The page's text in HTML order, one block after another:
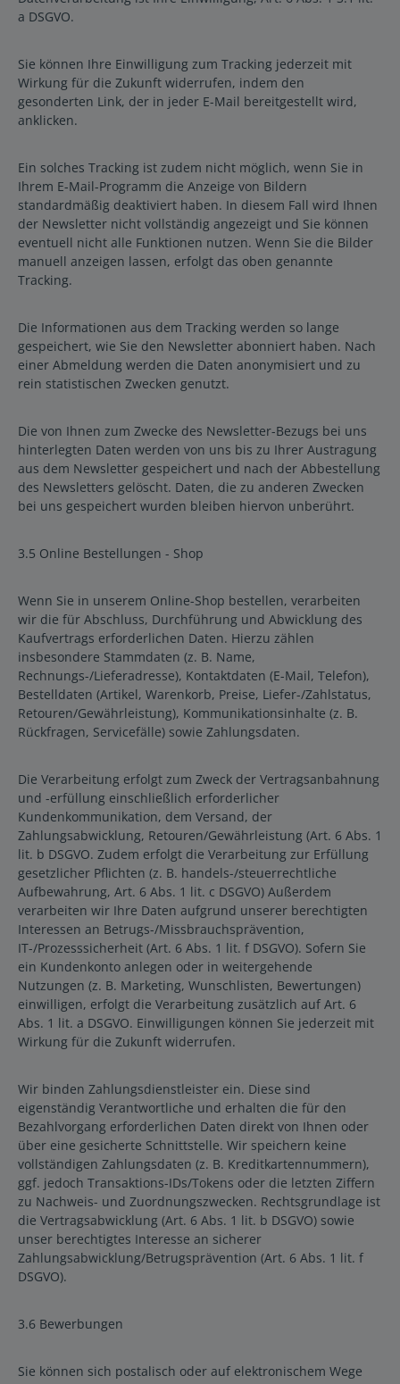
a DSGVO.
Sie können Ihre Einwilligung zum Tracking jederzeit mit
Wirkung für die Zukunft widerrufen, indem den
gesonderten Link, der in jeder E-Mail bereitgestellt wird,
anklicken.
Ein solches Tracking ist zudem nicht möglich, wenn Sie in
Ihrem E-Mail-Programm die Anzeige von Bildern
standardmäßig deaktiviert haben. In diesem Fall wird Ihnen
der Newsletter nicht vollständig angezeigt und Sie können
eventuell nicht alle Funktionen nutzen. Wenn Sie die Bilder
manuell anzeigen lassen, erfolgt das oben genannte
Tracking.
Die Informationen aus dem Tracking werden so lange
gespeichert, wie Sie den Newsletter abonniert haben. Nach
einer Abmeldung werden die Daten anonymisiert und zu
rein statistischen Zwecken genutzt.
Die von Ihnen zum Zwecke des Newsletter-Bezugs bei uns
hinterlegten Daten werden von uns bis zu Ihrer Austragung
aus dem Newsletter gespeichert und nach der Abbestellung
des Newsletters gelöscht. Daten, die zu anderen Zwecken
bei uns gespeichert wurden bleiben hiervon unberührt.
3.5 Online Bestellungen - Shop
Wenn Sie in unserem Online-Shop bestellen, verarbeiten
wir die für Abschluss, Durchführung und Abwicklung des
Kaufvertrags erforderlichen Daten. Hierzu zählen
insbesondere Stammdaten (z. B. Name,
Rechnungs-/Lieferadresse), Kontaktdaten (E-Mail, Telefon),
Bestelldaten (Artikel, Warenkorb, Preise, Liefer-/Zahlstatus,
Retouren/Gewährleistung), Kommunikationsinhalte (z. B.
Rückfragen, Servicefälle) sowie Zahlungsdaten.
Die Verarbeitung erfolgt zum Zweck der Vertragsanbahnung
und -erfüllung einschließlich erforderlicher
Kundenkommunikation, dem Versand, der
Zahlungsabwicklung, Retouren/Gewährleistung (Art. 6 Abs. 1
lit. b DSGVO. Zudem erfolgt die Verarbeitung zur Erfüllung
gesetzlicher Pflichten (z. B. handels-/steuerrechtliche
Aufbewahrung, Art. 6 Abs. 1 lit. c DSGVO) Außerdem
verarbeiten wir Ihre Daten aufgrund unserer berechtigten
Interessen an Betrugs-/Missbrauchsprävention,
IT-/Prozesssicherheit (Art. 6 Abs. 1 lit. f DSGVO). Sofern Sie
ein Kundenkonto anlegen oder in weitergehende
Nutzungen (z. B. Marketing, Wunschlisten, Bewertungen)
einwilligen, erfolgt die Verarbeitung zusätzlich auf Art. 6
Abs. 1 lit. a DSGVO. Einwilligungen können Sie jederzeit mit
Wirkung für die Zukunft widerrufen.
Wir binden Zahlungsdienstleister ein. Diese sind
eigenständig Verantwortliche und erhalten die für den
Bezahlvorgang erforderlichen Daten direkt von Ihnen oder
über eine gesicherte Schnittstelle. Wir speichern keine
vollständigen Zahlungsdaten (z. B. Kreditkartennummern),
ggf. jedoch Transaktions-IDs/Tokens oder die letzten Ziffern
zu Nachweis- und Zuordnungszwecken. Rechtsgrundlage ist
die Vertragsabwicklung (Art. 6 Abs. 1 lit. b DSGVO) sowie
unser berechtigtes Interesse an sicherer
Zahlungsabwicklung/Betrugsprävention (Art. 6 Abs. 1 lit. f
DSGVO).
3.6 Bewerbungen
Sie können sich postalisch oder auf elektronischem Wege